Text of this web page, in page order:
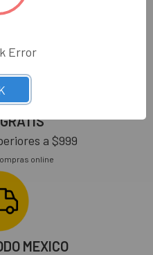
a $999
online
MEXICO
Error